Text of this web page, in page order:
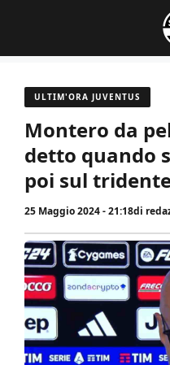
contenuto
ULTIM'ORA JUVENTUS
Montero da
detto quando
poi sul
25 Maggio 2024 - 21:18di